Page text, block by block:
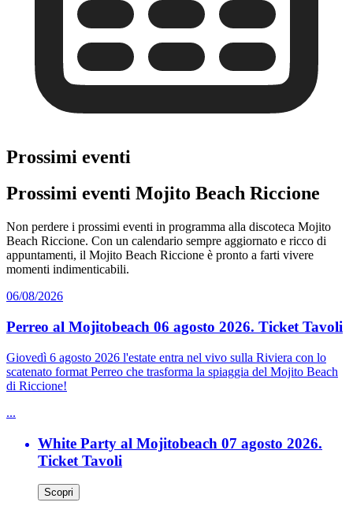
Prossimi eventi
Prossimi eventi Mojito Beach Riccione
Non perdere i prossimi eventi in programma alla discoteca Mojito
Beach Riccione. Con un calendario sempre aggiornato e ricco di
appuntamenti, il Mojito Beach Riccione è pronto a farti vivere
momenti indimenticabili.
06/08/2026
Perreo al Mojitobeach 06 agosto 2026. Ticket Tavoli
Giovedì 6 agosto 2026 l'estate entra nel vivo sulla Riviera con lo
scatenato format Perreo che trasforma la spiaggia del Mojito Beach
di Riccione!
...
White Party al Mojitobeach 07 agosto 2026.
Ticket Tavoli
Scopri